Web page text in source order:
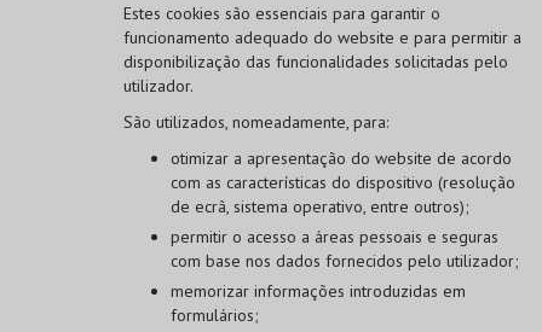
Estes cookies são essenciais para garantir o
funcionamento adequado do website e para permitir a
disponibilização das funcionalidades solicitadas pelo
utilizador.
São utilizados, nomeadamente, para:
otimizar a apresentação do website de acordo
com as características do dispositivo (resolução
de ecrã, sistema operativo, entre outros);
permitir o acesso a áreas pessoais e seguras
com base nos dados fornecidos pelo utilizador;
memorizar informações introduzidas em
formulários;